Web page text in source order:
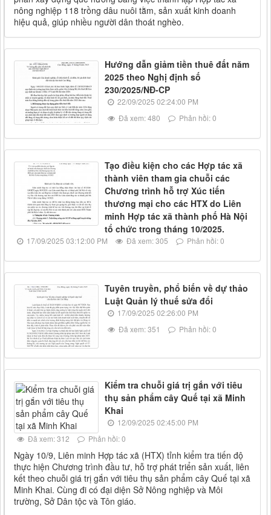
nông nghiệp 118 trồng dâu nuôi tằm, sản xuất kinh doanh
hiệu quả, giúp nhiều người dân thoát nghèo.
Hướng dẫn giảm tiền thuê đất năm
2025 theo Nghị định số
230/2025/NĐ-CP
22/09/2025 02:24:00 PM
Đã xem: 480
Phản hồi: 0
Tạo điều kiện cho các Hợp tác xã
thành viên tham gia chuỗi các
Chương trình hỗ trợ Xúc tiến
thương mại cho các HTX do Liên
minh Hợp tác xã thành phố Hà Nội
tổ chức trong tháng 10/2025.
17/09/2025 03:12:00 PM Đã xem: 305 Phản hồi: 0
Tuyên truyền, phổ biến về dự thảo
Luật Quản lý thuế sửa đổi
17/09/2025 02:26:00 PM
Đã xem: 351
Phản hồi: 0
Kiểm tra chuỗi giá trị gắn với tiêu
thụ sản phẩm cây Quế tại xã Minh
Khai
12/09/2025 02:45:00 PM
Đã xem: 312
Phản hồi: 0
Ngày 10/9, Liên minh Hợp tác xã (HTX) tỉnh kiểm tra tiến độ
thực hiện Chương trình đầu tư, hỗ trợ phát triển sản xuất, liên
kết theo chuỗi giá trị gắn với tiêu thụ sản phẩm cây Quế tại xã
Minh Khai. Cùng đi có đại diện Sở Nông nghiệp và Môi
trường, Sở Dân tộc và Tôn giáo.